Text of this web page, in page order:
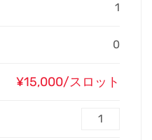
1
0
¥15,000/スロット